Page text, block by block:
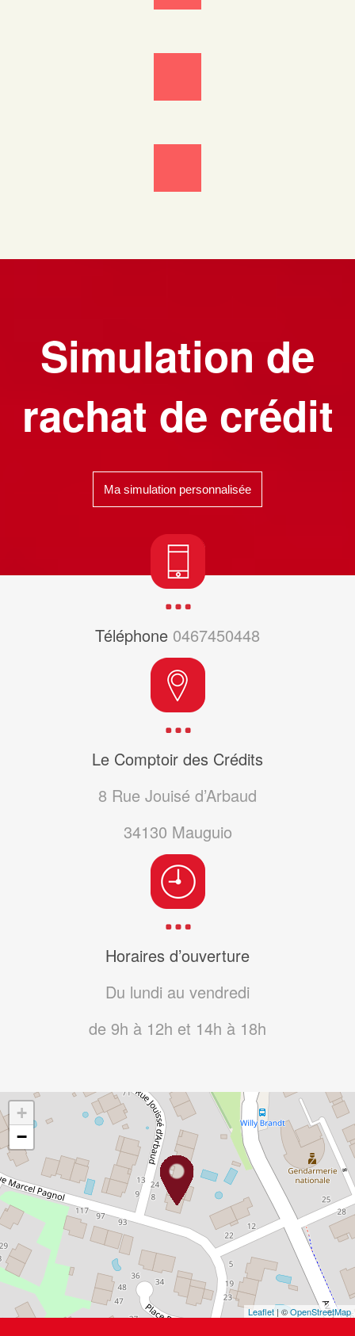
Simulation de
rachat de crédit
Ma simulation personnalisée
Téléphone 0467450448
Le Comptoir des Crédits
8 Rue Jouisé d’Arbaud
34130 Mauguio
Horaires d’ouverture
Du lundi au vendredi
de 9h à 12h et 14h à 18h
+
−
Leaflet| ©OpenStreetMap